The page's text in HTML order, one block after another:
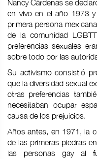
Nancy Cárdenas se
en vivo en el año 1973
primera persona
de la comunidad
preferencias sexuales
sobre todo por las
Su activismo consistió
que la diversidad sexual
otras preferencias
necesitaban ocupar
causa de los prejuicios.
Años antes, en 1971, la
de las primeras piedras
las personas gay al